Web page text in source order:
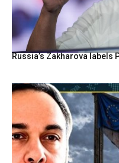
Russia’s Zakharova labels